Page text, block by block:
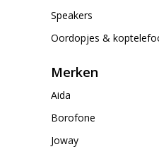
Speakers
Oordopjes &
Merken
Aida
Borofone
Joway